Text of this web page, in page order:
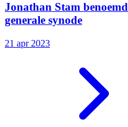
Jonathan Stam
generale synode
21 apr 2023